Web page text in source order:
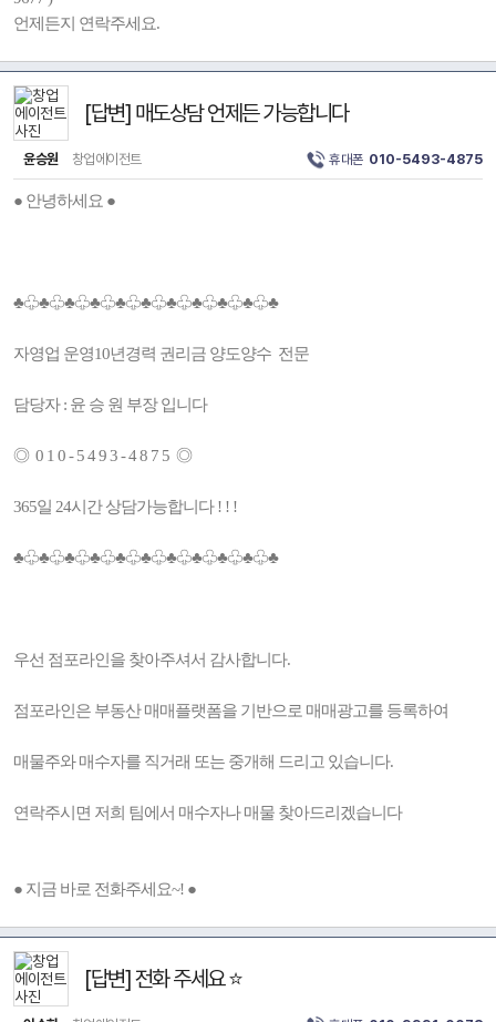
언제든지 연락주세요.
[답변] 매도상담 언제든 가능합니다
윤승원 창업에이전트 휴대폰 010-5493-4875
● 안녕하세요 ●
♣♧♣♧♣♧♣♧♣♧♣♧♣♧♣♧♣♧♣♧♣
자영업 운영10년경력 권리금 양도양수 전문
담당자 : 윤 승 원 부장 입니다
◎ 0 1 0 - 5 4 9 3 - 4 8 7 5 ◎
365일 24시간 상담가능합니다 ! ! !
♣♧♣♧♣♧♣♧♣♧♣♧♣♧♣♧♣♧♣♧♣
우선 점포라인을 찾아주셔서 감사합니다.
점포라인은 부동산 매매플랫폼을 기반으로 매매광고를 등록하여
매물주와 매수자를 직거래 또는 중개해 드리고 있습니다.
연락주시면 저희 팀에서 매수자나 매물 찾아드리겠습니다
● 지금 바로 전화주세요~! ●
[답변] 전화 주세요 ⭐